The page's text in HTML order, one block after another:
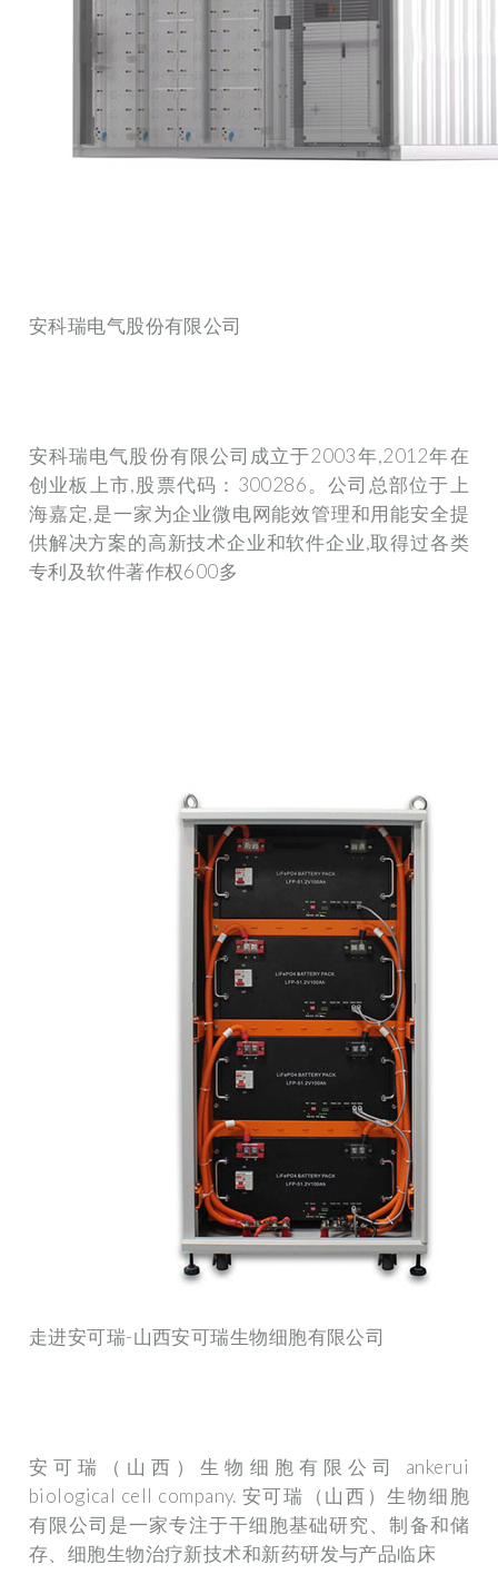
安科瑞电气股份有限公司
安科瑞电气股份有限公司成立于2003年,2012年在
创业板上市,股票代码：300286。公司总部位于上
海嘉定,是一家为企业微电网能效管理和用能安全提
供解决方案的高新技术企业和软件企业,取得过各类
专利及软件著作权600多
走进安可瑞-山西安可瑞生物细胞有限公司
安可瑞（山西）生物细胞有限公司 ankerui
biological cell company. 安可瑞（山西）生物细胞
有限公司是一家专注于干细胞基础研究、制备和储
存、细胞生物治疗新技术和新药研发与产品临床